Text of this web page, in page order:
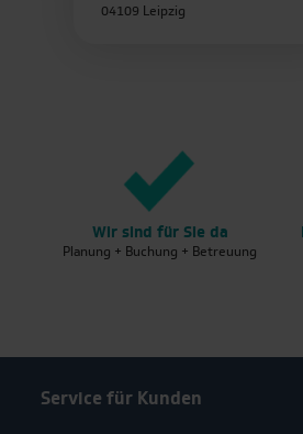
Venedig
04109 Leipzig
Wir sind für Sie da
Planung + Buchung + Betreuung
Service für Kunden